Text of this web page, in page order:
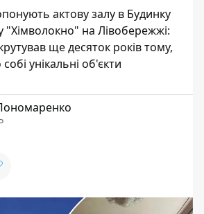
актову залу в Будинку
"Хімволокно" на Лівобережжі:
ще десяток років тому,
унікальні об'єкти